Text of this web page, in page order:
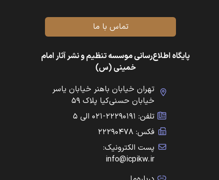
تماس با ما
پایگاه اطلاع‌رسانی موسسه تنظیم و نشر آثار امام
خمینی (س)
تهران خیابان باهنر خیابان یاسر
خیابان حسنی‌کیا پلاک ۵۹
تلفن: ۲۲۲۹۰۱۹۱-۰۲۱ الی ۵
فکس: ۲۲۲۹۰۴۷۸
پست الکترونیک:
info@icpikw.ir